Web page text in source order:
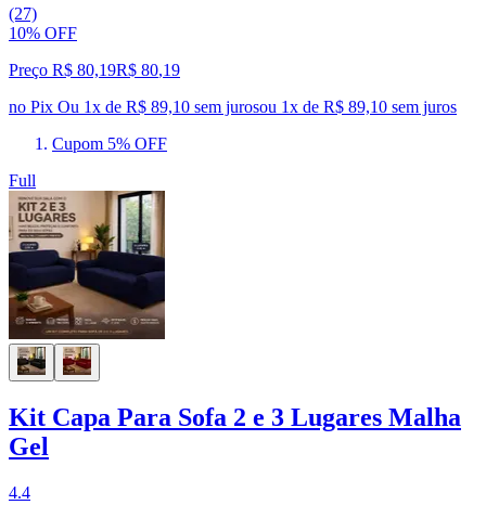
(27)
10% OFF
Preço R$ 80,19R$ 80,19
no Pix Ou 1x de R$ 89,10 sem jurosou 1x de R$ 89,10 sem juros
Cupom 5% OFF
Full
Kit Capa Para Sofa 2 e 3 Lugares Malha
Gel
4.4